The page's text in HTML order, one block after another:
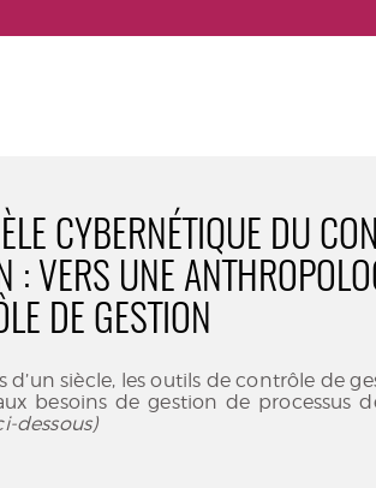
CYBERNÉTIQUE DU
: VERS UNE
DE GESTION
d’un siècle, les outils de contrôle de
besoins de gestion de processus
dessous)